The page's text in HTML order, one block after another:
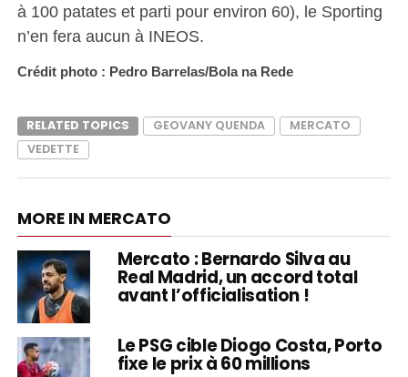
à 100 patates et parti pour environ 60), le Sporting
n’en fera aucun à INEOS.
Crédit photo : Pedro Barrelas/Bola na Rede
RELATED TOPICS GEOVANY QUENDA
MERCATO
VEDETTE
MORE IN MERCATO
Mercato : Bernardo Silva au
Real Madrid, un accord total
avant l’officialisation !
Le PSG cible Diogo Costa, Porto
fixe le prix à 60 millions